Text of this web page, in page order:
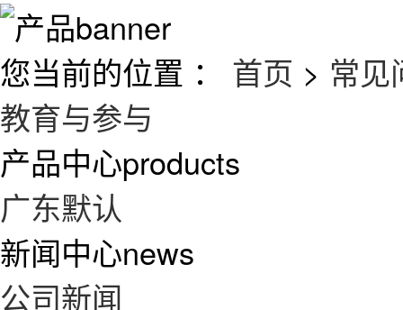
您当前的位置 ： 首页 > 常见
教育与参与
产品中心products
广东默认
新闻中心news
公司新闻